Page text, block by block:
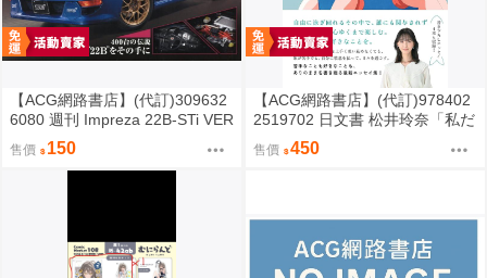
【ACG網路書店】(代訂)309632
6080 週刊 Impreza 22B-STi VER
SION をつくる (1) 創刊號
售價 150
【ACG網路書店】(代訂)978402
2519702 日文書 松井玲奈「私だ
けの水槽」
售價 450